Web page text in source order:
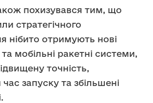
похизувався тим, що
стратегічного
нібито отримують нові
та мобільні ракетні системи,
точність,
запуску та збільшені